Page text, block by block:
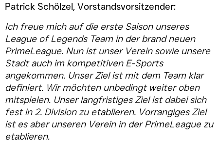
Patrick Schölzel, Vorstandsvorsitzender:
Ich freue mich auf die erste Saison unseres
League of Legends Team in der brand neuen
PrimeLeague. Nun ist unser Verein sowie unsere
Stadt auch im kompetitiven E-Sports
angekommen. Unser Ziel ist mit dem Team klar
definiert. Wir möchten unbedingt weiter oben
mitspielen. Unser langfristiges Ziel ist dabei sich
fest in 2. Division zu etablieren. Vorrangiges Ziel
ist es aber unseren Verein in der PrimeLeague zu
etablieren.